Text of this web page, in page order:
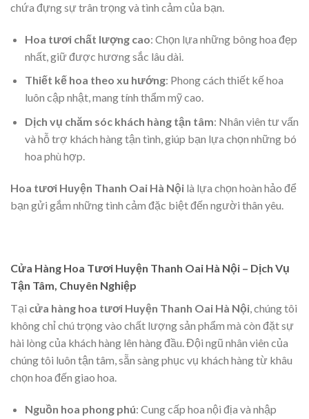
chứa đựng sự trân trọng và tình cảm của bạn.
Hoa tươi chất lượng cao: Chọn lựa những bông hoa đẹp
nhất, giữ được hương sắc lâu dài.
Thiết kế hoa theo xu hướng: Phong cách thiết kế hoa
luôn cập nhật, mang tính thẩm mỹ cao.
Dịch vụ chăm sóc khách hàng tận tâm: Nhân viên tư vấn
và hỗ trợ khách hàng tận tình, giúp bạn lựa chọn những bó
hoa phù hợp.
Hoa tươi Huyện Thanh Oai Hà Nội là lựa chọn hoàn hảo để
bạn gửi gắm những tình cảm đặc biệt đến người thân yêu.
Cửa Hàng Hoa Tươi Huyện Thanh Oai Hà Nội – Dịch Vụ
Tận Tâm, Chuyên Nghiệp
Tại cửa hàng hoa tươi Huyện Thanh Oai Hà Nội, chúng tôi
không chỉ chú trọng vào chất lượng sản phẩm mà còn đặt sự
hài lòng của khách hàng lên hàng đầu. Đội ngũ nhân viên của
chúng tôi luôn tận tâm, sẵn sàng phục vụ khách hàng từ khâu
chọn hoa đến giao hoa.
Nguồn hoa phong phú: Cung cấp hoa nội địa và nhập